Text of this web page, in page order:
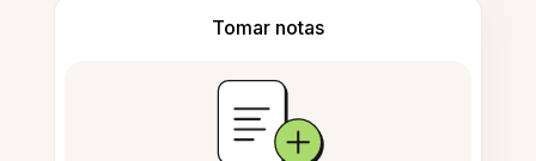
Tomar notas